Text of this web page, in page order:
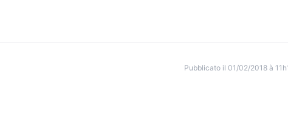
Pubblicato il 01/02/2018 à